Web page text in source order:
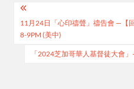
Post
navigation
11月24日「心印禱聲」禱告會 —【
8-9PM (美中)
「2024芝加哥華人基督徒大會